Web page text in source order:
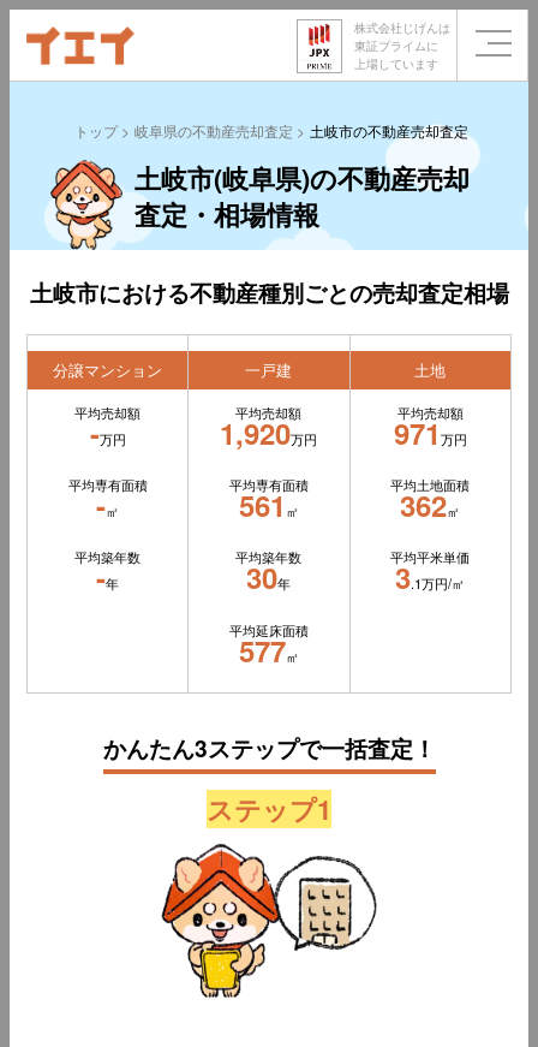
株式会社じげんは
東証プライムに
上場しています
トップ 岐阜県の不動産売却査定 土岐市の不動産売却査定
土岐市(岐阜県)の不動産売却
査定・相場情報
土岐市における不動産種別ごとの売却査定相場
分譲マンション
平均売却額
-万円
平均専有面積
-㎡
平均築年数
-年
一戸建
平均売却額
1,920万円
平均専有面積
561㎡
平均築年数
30年
平均延床面積
577㎡
土地
平均売却額
971 万円
平均土地面積
362㎡
平均平米単価
3.1万円/㎡
かんたん3ステップで一括査定！
ステップ1